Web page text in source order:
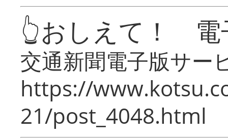
👆おしえて！ 電
交通新聞電子版サー
https://
21/post_4048.html